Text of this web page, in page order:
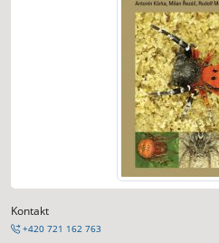
Kontakt
+420 721 162 763